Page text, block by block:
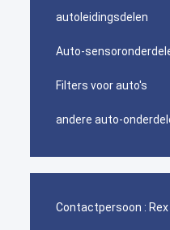
autoleidingsdelen
Auto-
Filters voor auto's
andere auto-
Contactpersoon :